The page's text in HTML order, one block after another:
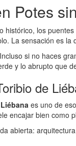
Potes
histórico, los
La sensación es la
si no haces
y lo abrupto que
de
es uno de
encajar bien como
abierta: